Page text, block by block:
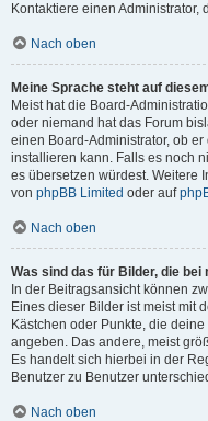
Kontaktiere einen
Nach oben
Meine Sprache steht auf
Meist hat die Board-
oder niemand hat das Forum
einen Board-Administrator, ob
installieren kann. Falls es noch
es übersetzen würdest. Weitere
von phpBB Limited oder auf
Nach oben
Was sind das für Bilder, die
In der Beitragsansicht können
Eines dieser Bilder ist meist mit
Kästchen oder Punkte, die
angeben. Das andere, meist
Es handelt sich hierbei in der
Benutzer zu Benutzer
Nach oben